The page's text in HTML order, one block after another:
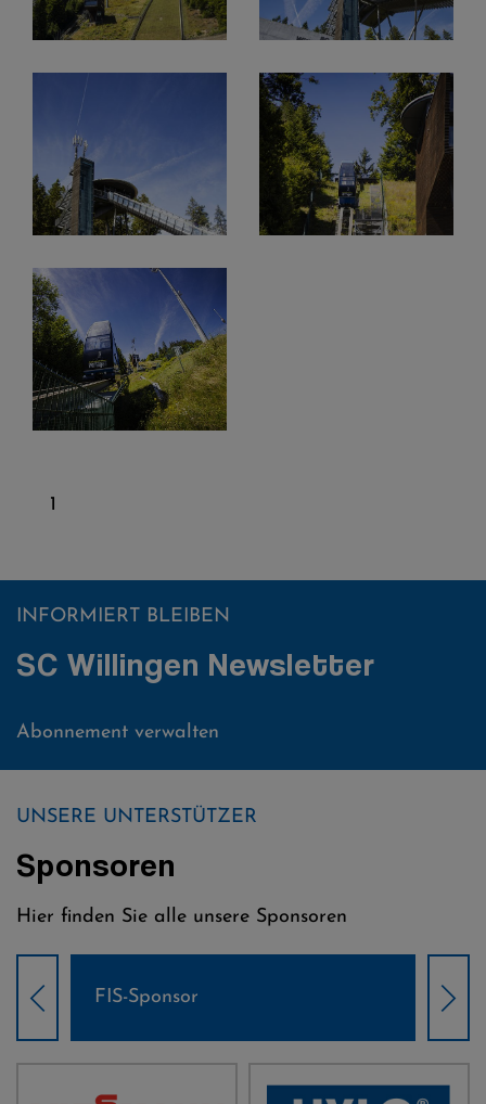
1
INFORMIERT BLEIBEN
SC Willingen Newsletter
Abonnement verwalten
UNSERE UNTERSTÜTZER
Sponsoren
Hier finden Sie alle unsere Sponsoren
Weltcup-Sponsoren Damen